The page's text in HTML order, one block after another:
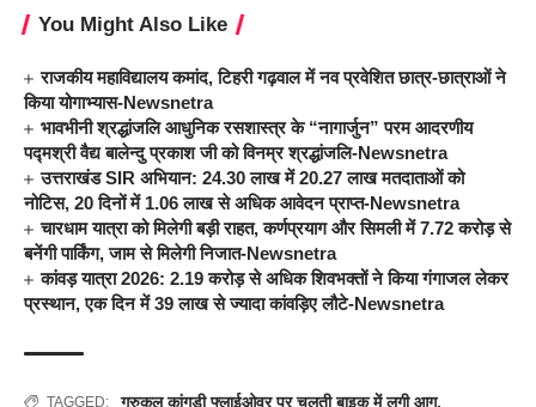
You Might Also Like
राजकीय महाविद्यालय कमांद, टिहरी गढ़वाल में नव प्रवेशित छात्र-छात्राओं ने
किया योगाभ्यास-Newsnetra
भावभीनी श्रद्धांजलि आधुनिक रसशास्त्र के “नागार्जुन” परम आदरणीय
पद्मश्री वैद्य बालेन्दु प्रकाश जी को विनम्र श्रद्धांजलि-Newsnetra
उत्तराखंड SIR अभियान: 24.30 लाख में 20.27 लाख मतदाताओं को
नोटिस, 20 दिनों में 1.06 लाख से अधिक आवेदन प्राप्त-Newsnetra
चारधाम यात्रा को मिलेगी बड़ी राहत, कर्णप्रयाग और सिमली में 7.72 करोड़ से
बनेंगी पार्किंग, जाम से मिलेगी निजात-Newsnetra
कांवड़ यात्रा 2026: 2.19 करोड़ से अधिक शिवभक्तों ने किया गंगाजल लेकर
प्रस्थान, एक दिन में 39 लाख से ज्यादा कांवड़िए लौटे-Newsnetra
TAGGED: गुरुकुल कांगड़ी फ्लाईओवर पर चलती बाइक में लगी आग,